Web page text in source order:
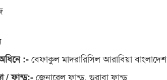
:-বেফাকুল মাদরারিসিল আরাবিয়া বাংলাদেশ
/ ফান্ড:-জেনারেল ফান্ড, গুরাবা ফান্ড